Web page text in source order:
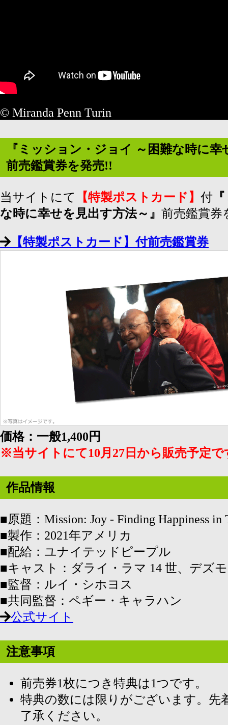
© Miranda Penn Turin
『ミッション・ジョイ ～困難な時に
前売鑑賞券を発売!!
当サイトにて 【特製ポストカード】 付
な時に幸せを⾒出す⽅法～』 前売鑑賞券
【特製ポストカード】付前売鑑賞券
価格：一般1,400円
※当サイトにて10月27日から販売予定で
作品情報
■原題：Mission: Joy - Finding Happiness in
■製作：2021年アメリカ
■配給：ユナイテッドピープル
■キャスト：ダライ・ラマ 14 世、デズ
■監督：ルイ・シホヨス
■共同監督：ペギー・キャラハン
公式サイト
注意事項
前売券1枚につき特典は1つです。
特典の数には限りがございます。先
了承ください。